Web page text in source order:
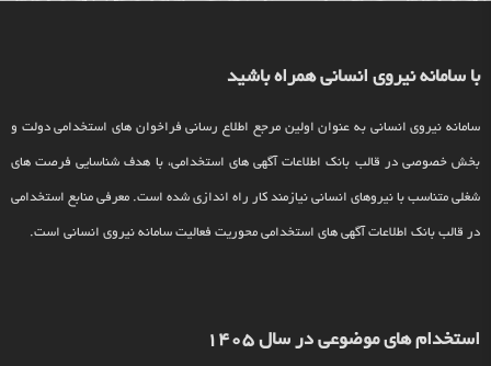
با سامانه نیروی انسانی همراه باشید
سامانه نیروی انسانی به عنوان اولین مرجع اطلاع رسانی فراخوان های استخدامی دولت و
بخش خصوصی در قالب بانک اطلاعات آگهی های استخدامی، با هدف شناسایی فرصت های
شغلی متناسب با نیروهای انسانی نیازمند کار راه اندازی شده است. معرفی منابع استخدامی
در قالب بانک اطلاعات آگهی های استخدامی محوریت فعالیت سامانه نیروی انسانی است.
استخدام های موضوعی در سال 1405